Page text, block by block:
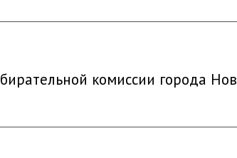
комиссии города